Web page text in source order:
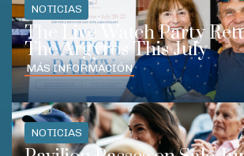
NOTICIAS
The Live Watch Party
The Argyros This July
MÁS INFORMACIÓN
NOTICIAS